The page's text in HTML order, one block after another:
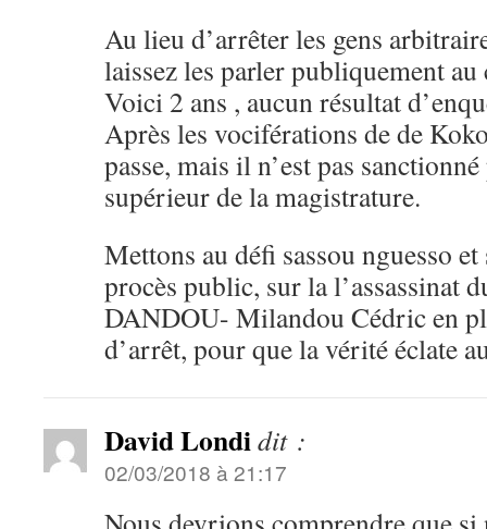
Au lieu d’arrêter les gens
laissez les parler publiquement au
Voici 2 ans , aucun résultat
Après les vociférations de de
passe, mais il n’est pas
supérieur de la magistrature.
Mettons au défi sassou nguesso
procès public, sur la l’assassinat
DANDOU- Milandou Cédric en
d’arrêt, pour que la vérité éclate
David Londidit :
02/03/2018 à 21:17